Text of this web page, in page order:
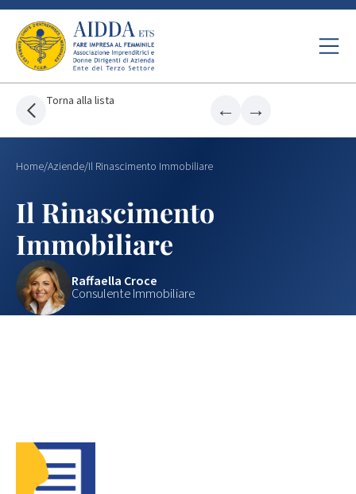
Torna alla lista ← →
Home/Aziende/Il Rinascimento Immobiliare
Il Rinascimento
Immobiliare
Raffaella Croce
Consulente Immobiliare